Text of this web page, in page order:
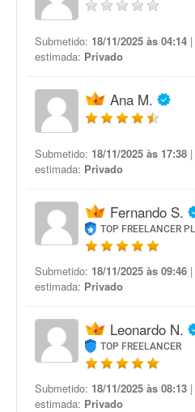
Submetido: 18/11/2025 às 04:14
estimada: Privado
Ana M.
Submetido: 18/11/2025 às 17:38
estimada: Privado
Fernando S.
TOP FREELANCER
Submetido: 18/11/2025 às 09:46
estimada: Privado
Leonardo N.
TOP FREELANCER
Submetido: 18/11/2025 às 08:13
estimada: Privado